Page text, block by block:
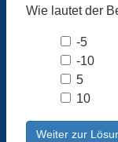
Wie lautet der
-5
-10
5
10
Weiter zur